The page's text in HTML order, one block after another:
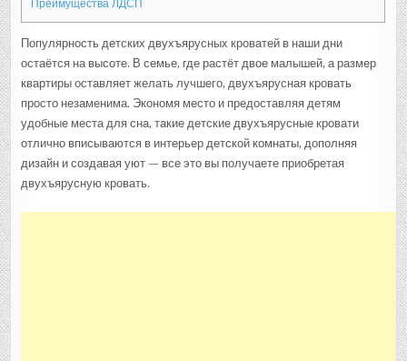
Преимущества ЛДСП
Популярность детских двухъярусных кроватей в наши дни
остаётся на высоте. В семье, где растёт двое малышей, а размер
квартиры оставляет желать лучшего, двухъярусная кровать
просто незаменима. Экономя место и предоставляя детям
удобные места для сна, такие детские двухъярусные кровати
отлично вписываются в интерьер детской комнаты, дополняя
дизайн и создавая уют — все это вы получаете приобретая
двухъярусную кровать.